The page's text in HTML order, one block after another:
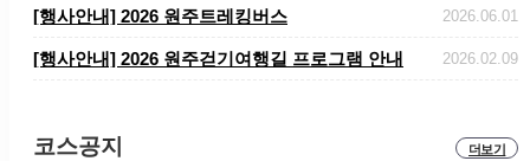
[행사안내] 2026 원주트레킹버스 2026.06.01
[행사안내] 2026 원주걷기여행길 프로그램 안내 2026.02.09
코스공지 더보기